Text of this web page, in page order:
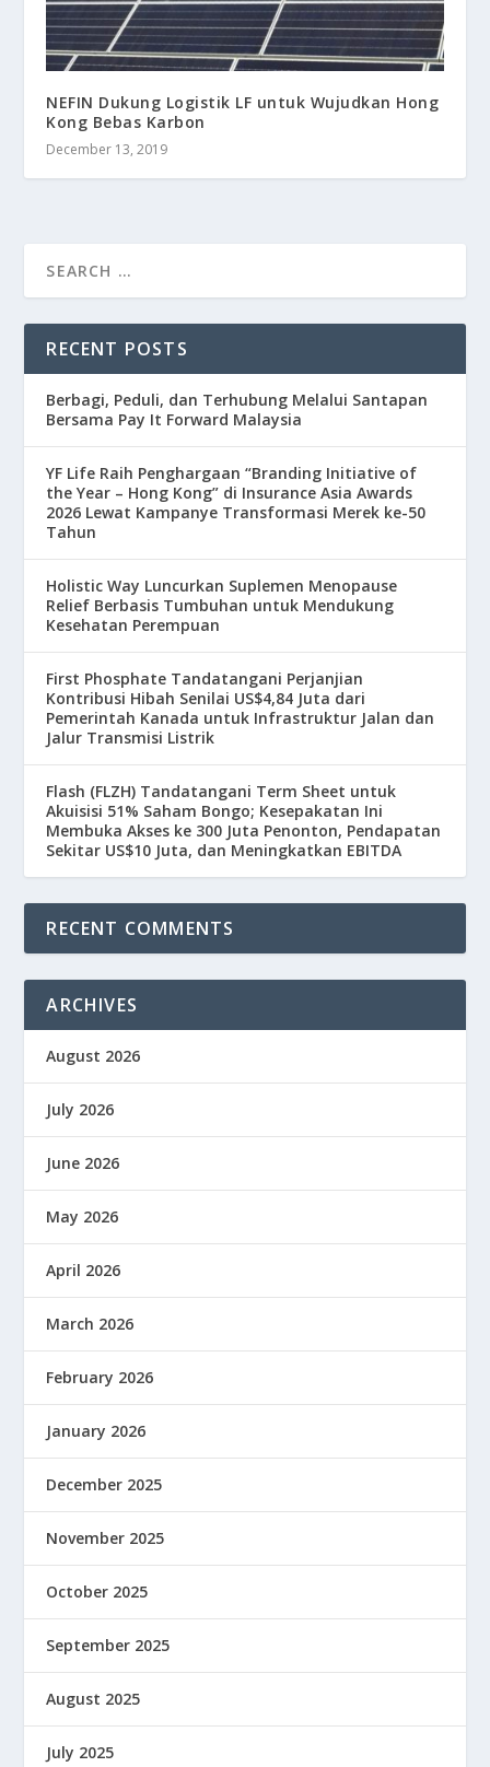
NEFIN Dukung Logistik LF untuk Wujudkan Hong
Kong Bebas Karbon
December 13, 2019
RECENT POSTS
Berbagi, Peduli, dan Terhubung Melalui Santapan
Bersama Pay It Forward Malaysia
YF Life Raih Penghargaan “Branding Initiative of
the Year – Hong Kong” di Insurance Asia Awards
2026 Lewat Kampanye Transformasi Merek ke-50
Tahun
Holistic Way Luncurkan Suplemen Menopause
Relief Berbasis Tumbuhan untuk Mendukung
Kesehatan Perempuan
First Phosphate Tandatangani Perjanjian
Kontribusi Hibah Senilai US$4,84 Juta dari
Pemerintah Kanada untuk Infrastruktur Jalan dan
Jalur Transmisi Listrik
Flash (FLZH) Tandatangani Term Sheet untuk
Akuisisi 51% Saham Bongo; Kesepakatan Ini
Membuka Akses ke 300 Juta Penonton, Pendapatan
Sekitar US$10 Juta, dan Meningkatkan EBITDA
RECENT COMMENTS
ARCHIVES
August 2026
July 2026
June 2026
May 2026
April 2026
March 2026
February 2026
January 2026
December 2025
November 2025
October 2025
September 2025
August 2025
July 2025